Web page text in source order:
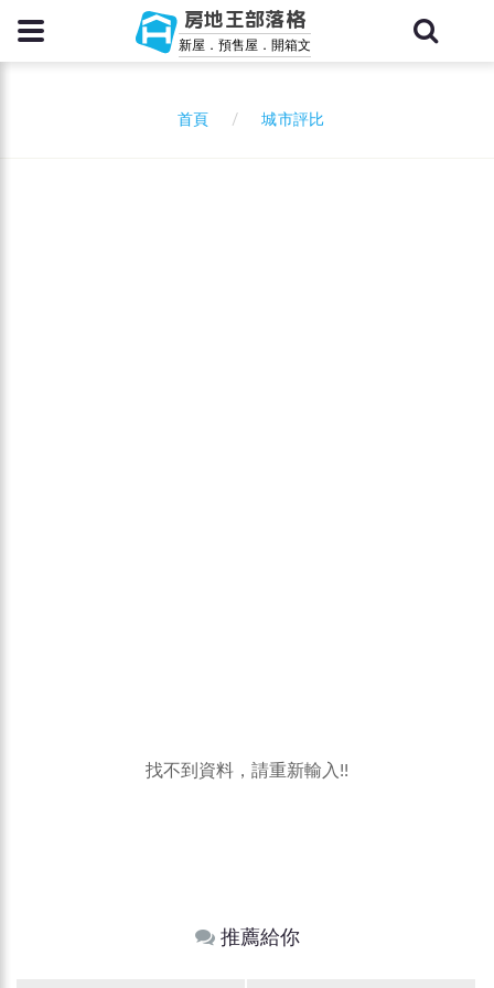
房地王部落格
新屋．預售屋．開箱文
首頁 城市評比
找不到資料，請重新輸入!!
推薦給你